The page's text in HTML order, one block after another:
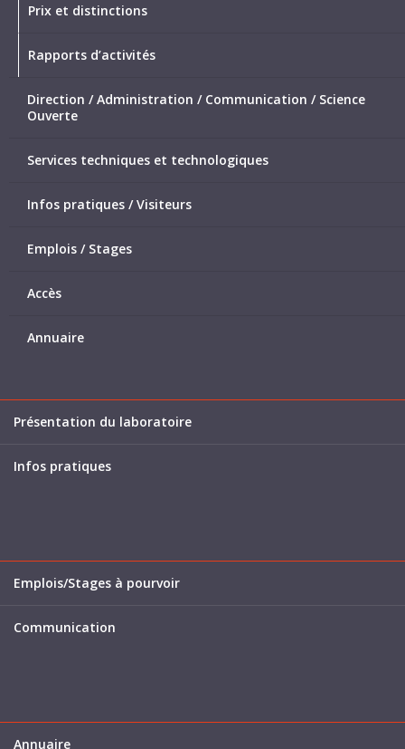
Prix et distinctions
Rapports d’activités
Direction / Administration / Communication / Science
Ouverte
Services techniques et technologiques
Infos pratiques / Visiteurs
Emplois / Stages
Accès
Annuaire
Présentation du laboratoire
Infos pratiques
Emplois/Stages à pourvoir
Communication
Annuaire